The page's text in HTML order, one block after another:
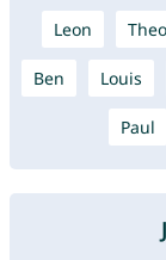
Leon Theo
Ben Louis
Paul